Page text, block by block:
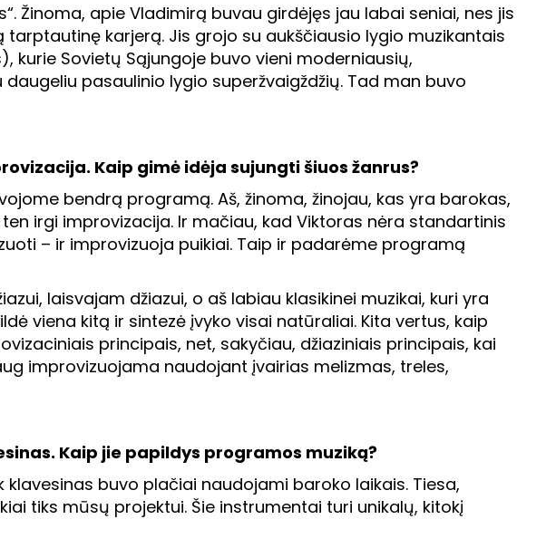
Žinoma, apie Vladimirą buvau girdėjęs jau labai seniai, nes jis
karjerą. Jis grojo su aukščiausio lygio muzikantais
kurie Sovietų Sąjungoje buvo vieni moderniausių,
pasaulinio lygio superžvaigždžių. Tad man buvo
Kaip gimė idėja sujungti šiuos žanrus?
bendrą programą. Aš, žinoma, žinojau, kas yra barokas,
irgi improvizacija. Ir mačiau, kad Viktoras nėra standartinis
– ir improvizuoja puikiai. Taip ir padarėme programą
laisvajam džiazui, o aš labiau klasikinei muzikai, kuri yra
viena kitą ir sintezė įvyko visai natūraliai. Kita vertus, kaip
principais, net, sakyčiau, džiaziniais principais, kai
improvizuojama naudojant įvairias melizmas, treles,
Kaip jie papildys programos muziką?
buvo plačiai naudojami baroko laikais. Tiesa,
tiks mūsų projektui. Šie instrumentai turi unikalų, kitokį